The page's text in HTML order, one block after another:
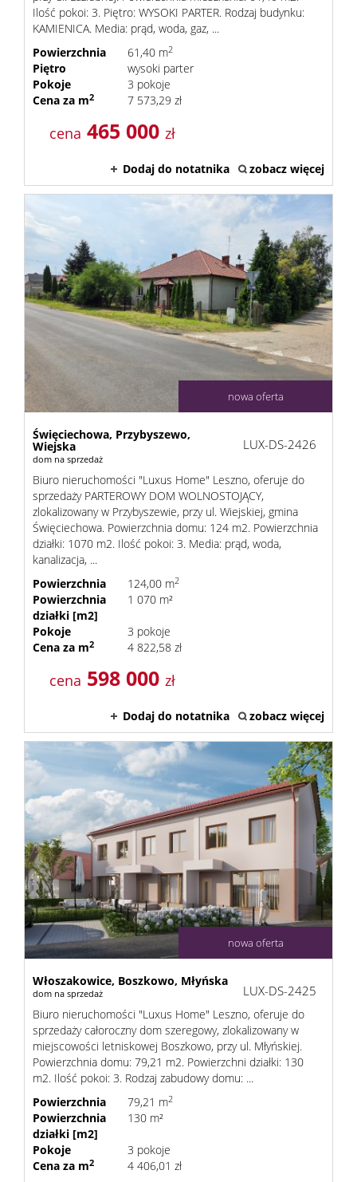
Ilość pokoi: 3. Piętro: WYSOKI PARTER. Rodzaj budynku:
KAMIENICA. Media: prąd, woda, gaz, ...
Powierzchnia
61,40 m2
Piętro
wysoki parter
Pokoje
3 pokoje
Cena za m2 7 573,29 zł
cena 465 000 zł
Dodaj do notatnika zobacz więcej
nowa oferta
Święciechowa, Przybyszewo,
Wiejska
dom na sprzedaż
LUX-DS-2426
Biuro nieruchomości "Luxus Home" Leszno, oferuje do
sprzedaży PARTEROWY DOM WOLNOSTOJĄCY,
zlokalizowany w Przybyszewie, przy ul. Wiejskiej, gmina
Święciechowa. Powierzchnia domu: 124 m2. Powierzchnia
działki: 1070 m2. Ilość pokoi: 3. Media: prąd, woda,
kanalizacja, ...
Powierzchnia
124,00 m2
Powierzchnia
działki [m2]
1 070 m²
Pokoje
3 pokoje
Cena za m2 4 822,58 zł
cena 598 000 zł
Dodaj do notatnika zobacz więcej
nowa oferta
Włoszakowice, Boszkowo, Młyńska
dom na sprzedaż LUX-DS-2425
Biuro nieruchomości "Luxus Home" Leszno, oferuje do
sprzedaży całoroczny dom szeregowy, zlokalizowany w
miejscowości letniskowej Boszkowo, przy ul. Młyńskiej.
Powierzchnia domu: 79,21 m2. Powierzchni działki: 130
m2. Ilość pokoi: 3. Rodzaj zabudowy domu: ...
Powierzchnia
79,21 m2
Powierzchnia
działki [m2]
130 m²
Pokoje
3 pokoje
Cena za m2 4 406,01 zł